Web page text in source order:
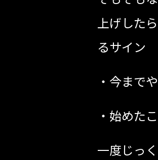
上げした
るサイン
・今まで
・始めた
一度じっ